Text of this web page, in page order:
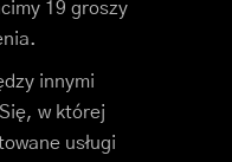
19 groszy
innymi
w której
usługi